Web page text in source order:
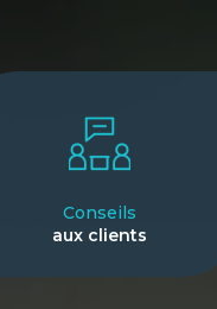
Conseils
aux clients